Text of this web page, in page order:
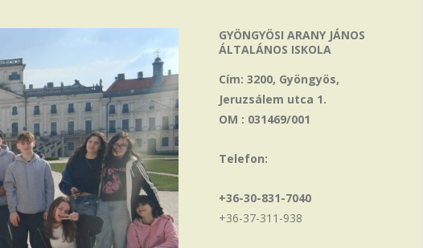
GYÖNGYÖSI ARANY JÁNOS
ÁLTALÁNOS ISKOLA
Cím: 3200, Gyöngyös,
Jeruzsálem utca 1.
OM : 031469/001
Telefon:
+36-30-831-7040
+36-37-311-938